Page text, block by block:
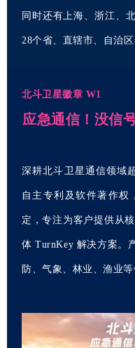
同时还有上海、浙江、
28个省、直辖市、自治区
北斗卫星徽章 W1
应急通信！没信
深耕北斗卫星通信领域
自主专利及软件著作权
定，专注为客户提供从
体 TurnKey 解决方案。
防、气象、林业、渔业等